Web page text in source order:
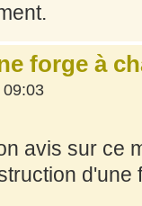
forge à
09:03
avis sur ce